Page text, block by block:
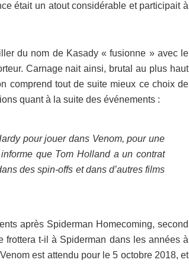
était un atout considérable et participait à
du nom de Kasady « fusionne » avec le
Carnage nait ainsi, brutal au plus haut
comprend tout de suite mieux ce choix de
quant à la suite des événements :
pour jouer dans Venom, pour une
que Tom Holland a un contrat
des spin-offs et dans d’autres films
après Spiderman Homecoming, second
t-il à Spiderman dans les années à
est attendu pour le 5 octobre 2018, et